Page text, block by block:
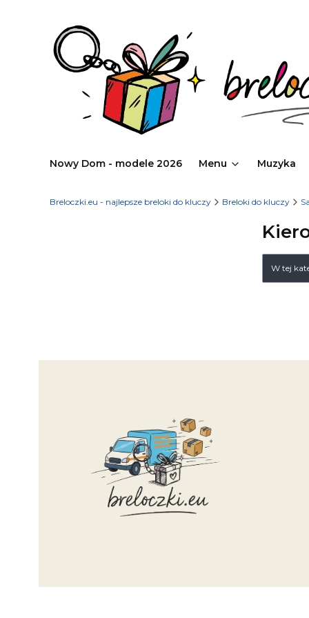
Nowy Dom - modele 2026 Menu Muzyka
Breloczki.eu - najlepsze breloki do kluczy Breloki do kluczy
W tej